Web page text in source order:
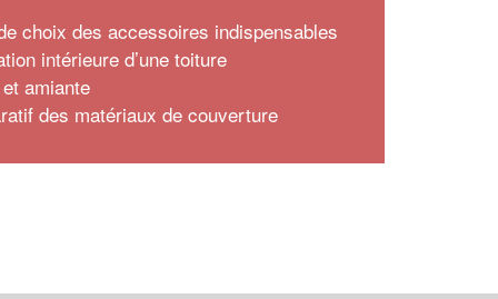
choix des accessoires indispensables
intérieure d’une toiture
amiante
des matériaux de couverture